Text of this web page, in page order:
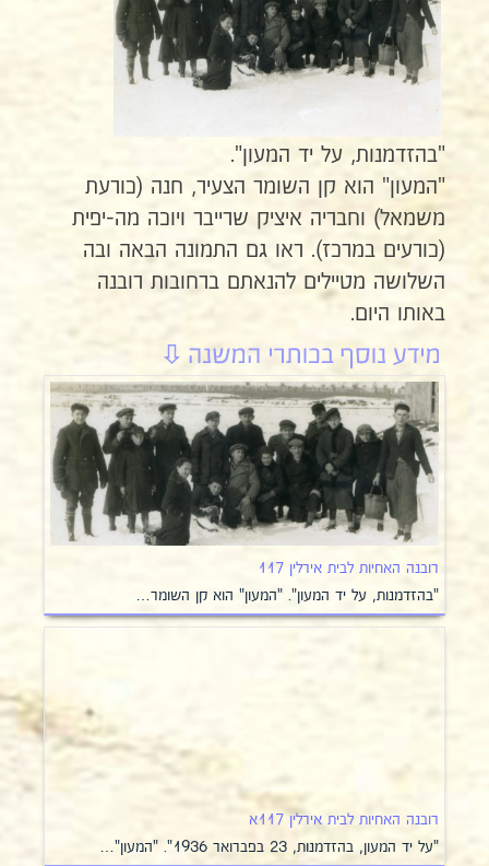
"בהזדמנות, על יד המעון".
"המעון" הוא קן השומר הצעיר, חנה (כורעת
משמאל) וחבריה איציק שרייבר ויוכה מה-יפית
(כורעים במרכז). ראו גם התמונה הבאה ובה
השלושה מטיילים להנאתם ברחובות רובנה
באותו היום.
רובנה האחיות לבית אירלין 117
"בהזדמנות, על יד המעון". "המעון" הוא קן השומר…
רובנה האחיות לבית אירלין 117א
"על יד המעון, בהזדמנות, 23 בפברואר 1936". "המעון"…